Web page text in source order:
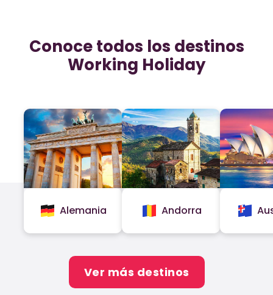
Conoce todos los destinos
Working Holiday
Alemania Andorra
Ver más destinos